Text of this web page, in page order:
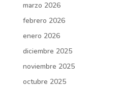
marzo 2026
febrero 2026
enero 2026
diciembre 2025
noviembre 2025
octubre 2025